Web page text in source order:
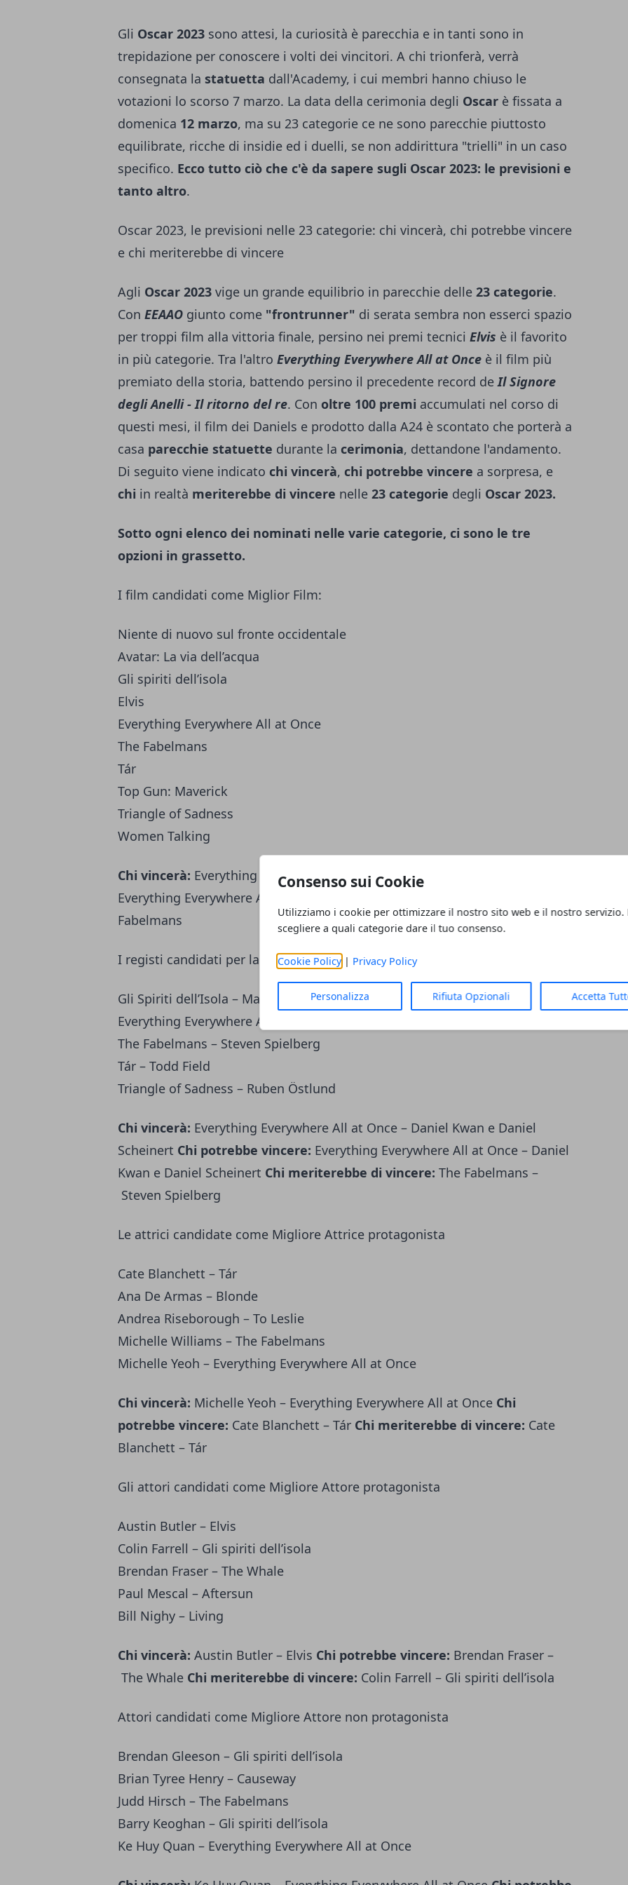
Consenso sui Cookie
Utilizziamo i cookie per ottimizzare il nostro sito web e il nostro servizio.
scegliere a quali categorie dare il tuo consenso.
Cookie Policy| Privacy Policy
Personalizza Rifiuta Opzionali Accetta
Gli Oscar 2023 sono attesi, la curiosità è parecchia e in tanti sono in
trepidazione per conoscere i volti dei vincitori. A chi trionferà, verrà
consegnata la statuetta dall'Academy, i cui membri hanno chiuso le
votazioni lo scorso 7 marzo. La data della cerimonia degli Oscar è fissata a
domenica 12 marzo, ma su 23 categorie ce ne sono parecchie piuttosto
equilibrate, ricche di insidie ed i duelli, se non addirittura "trielli" in un caso
specifico. Ecco tutto ciò che c'è da sapere sugli Oscar 2023: le previsioni e
tanto altro.
Oscar 2023, le previsioni nelle 23 categorie: chi vincerà, chi potrebbe vincere
e chi meriterebbe di vincere
Agli Oscar 2023 vige un grande equilibrio in parecchie delle 23 categorie.
Con EEAAO giunto come "frontrunner" di serata sembra non esserci spazio
per troppi film alla vittoria finale, persino nei premi tecnici Elvis è il favorito
in più categorie. Tra l'altro Everything Everywhere All at Once è il film più
premiato della storia, battendo persino il precedente record deIl Signore
degli Anelli - Il ritorno del re. Con oltre 100 premi accumulati nel corso di
questi mesi, il film dei Daniels e prodotto dalla A24 è scontato che porterà a
casa parecchie statuette durante la cerimonia, dettandone l'andamento.
Di seguito viene indicato chi vincerà, chi potrebbe vincere a sorpresa, e
chi in realtà meriterebbe di vincere nelle 23 categorie degli Oscar 2023.
Sotto ogni elenco dei nominati nelle varie categorie, ci sono le tre
opzioni in grassetto.
I film candidati come Miglior Film:
Niente di nuovo sul fronte occidentale
Avatar: La via dell’acqua
Gli spiriti dell’isola
Elvis
Everything Everywhere All at Once
The Fabelmans
Tár
Top Gun: Maverick
Triangle of Sadness
Women Talking
Chi vincerà: Everything Everywhere All at OnceChi potrebbe vincere:
Everything Everywhere All at Once
Fabelmans
I registi candidati per la Miglior Regia
Gli Spiriti dell’Isola – Martin McDonagh
Everything Everywhere All at Once – Daniel Kwan e Daniel Scheinert
The Fabelmans – Steven Spielberg
Tár – Todd Field
Triangle of Sadness – Ruben Östlund
Chi vincerà: Everything Everywhere All at Once – Daniel Kwan e Daniel
Scheinert Chi potrebbe vincere: Everything Everywhere All at Once – Daniel
Kwan e Daniel Scheinert Chi meriterebbe di vincere: The Fabelmans –
Steven Spielberg
Le attrici candidate come Migliore Attrice protagonista
Cate Blanchett – Tár
Ana De Armas – Blonde
Andrea Riseborough – To Leslie
Michelle Williams – The Fabelmans
Michelle Yeoh – Everything Everywhere All at Once
Chi vincerà: Michelle Yeoh – Everything Everywhere All at Once Chi
potrebbe vincere: Cate Blanchett – Tár Chi meriterebbe di vincere: Cate
Blanchett – Tár
Gli attori candidati come Migliore Attore protagonista
Austin Butler – Elvis
Colin Farrell – Gli spiriti dell’isola
Brendan Fraser – The Whale
Paul Mescal – Aftersun
Bill Nighy – Living
Chi vincerà: Austin Butler – Elvis Chi potrebbe vincere: Brendan Fraser –
The Whale Chi meriterebbe di vincere: Colin Farrell – Gli spiriti dell’isola
Attori candidati come Migliore Attore non protagonista
Brendan Gleeson – Gli spiriti dell’isola
Brian Tyree Henry – Causeway
Judd Hirsch – The Fabelmans
Barry Keoghan – Gli spiriti dell’isola
Ke Huy Quan – Everything Everywhere All at Once